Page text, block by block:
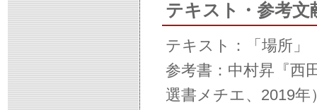
テキスト・参考文
テキスト：「場所」
参考書：中村昇『西
選書メチエ、2019年